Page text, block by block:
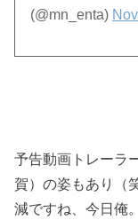
(@mn_enta)
予告動画トレーラ
賀）の姿もあり（
減ですね、今日俺。